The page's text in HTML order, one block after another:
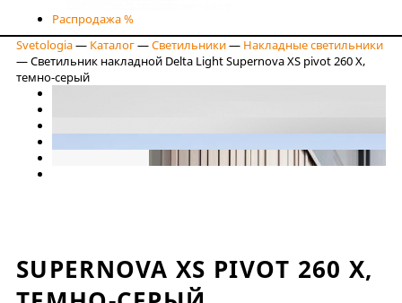
Распродажа %
Svetologia— Каталог—Светильники— Накладные светильники
—Светильник накладной Delta Light Supernova XS pivot 260 X,
темно-серый
SUPERNOVA XS PIVOT 260 X,